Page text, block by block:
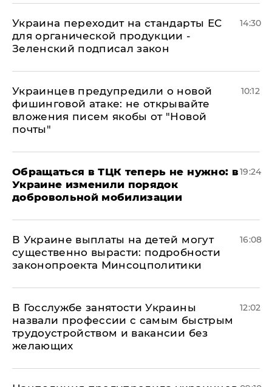
Украина переходит на стандарты ЕС
для органической продукции -
Зеленский подписал закон
14:30
Украинцев предупредили о новой
фишинговой атаке: не открывайте
вложения писем якобы от "Новой
почты"
10:12
Обращаться в ТЦК теперь не нужно: в
Украине изменили порядок
добровольной мобилизации
19:24
В Украине выплаты на детей могут
существенно вырасти: подробности
законопроекта Минсоцполитики
16:08
В Госслужбе занятости Украины
назвали профессии с самым быстрым
трудоустройством и вакансии без
желающих
12:02